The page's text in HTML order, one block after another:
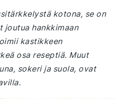
kotona, se on
joutua hankkimaan
kastikkeen
osa reseptiä. Muut
sokeri ja suola, ovat